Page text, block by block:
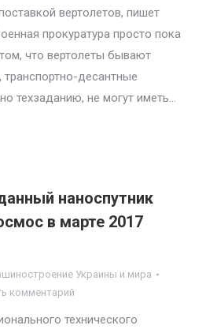
вертолетов, пишет
прокуратура просто пока
что вертолеты бывают
десантные
техзаданию, не могут иметь…
наноспутник
в марте 2017
Украины и мира
комментарий
технического